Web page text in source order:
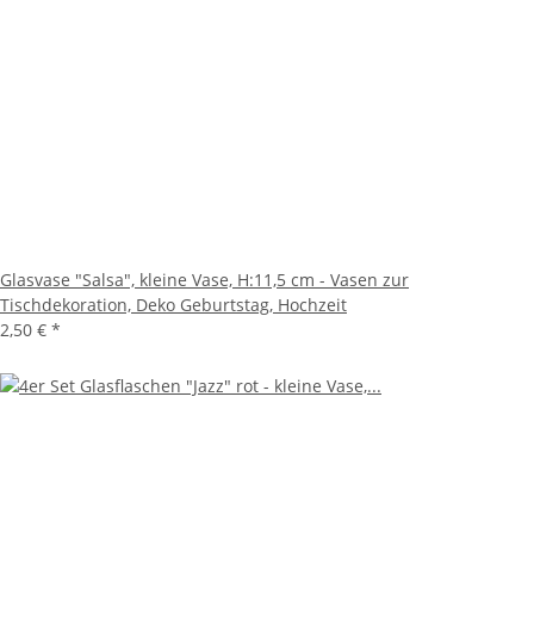
Glasvase "Salsa", kleine Vase, H:11,5 cm - Vasen zur
Tischdekoration, Deko Geburtstag, Hochzeit
2,50 € *